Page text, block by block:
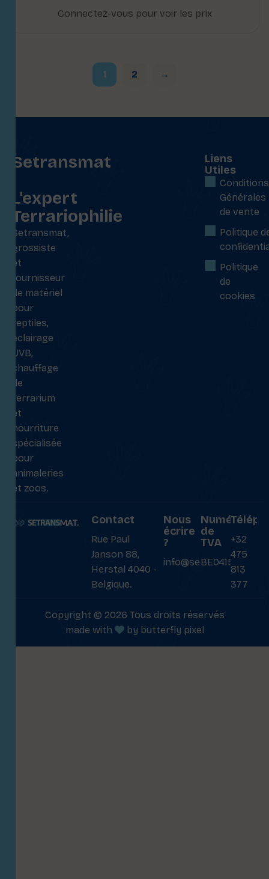
Connectez-vous pour voir les prix
1 2 →
Setransmat
L'expert
Terrariophilie
Setransmat,
grossiste
et
fournisseur
de matériel
pour
reptiles,
éclairage
UVB,
chauffage
de
terrarium
et
nourriture
spécialisée
pour
animaleries
et zoos.
Liens
Utiles
Conditions
Générales
de vente
Politique
Politique
de
cookies
Contact
Rue Paul
Janson 88,
Herstal 4040 -
Belgique.
Nous
écrire
?
info@setransmat.com
Numéro
de
TVA
BE0415027069
+32
475
813
377
Copyright © 2026 Tous droits réservés
made with
by butterfly pixel